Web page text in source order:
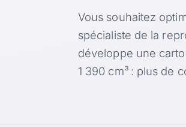
Vous souhaitez
spécialiste de la
développe une
1 390 cm³ : plus de